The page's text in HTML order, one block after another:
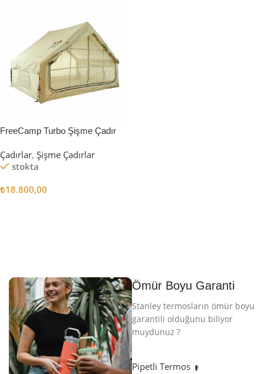
FreeCamp Turbo Şişme Çadır
Çadırlar, Şişme Çadırlar
stokta
₺18.800,00
Ömür Boyu Garanti
Stanley termosların ömür boyu
garantili olduğunu biliyor
muydunuz ?
Pipetli Termos